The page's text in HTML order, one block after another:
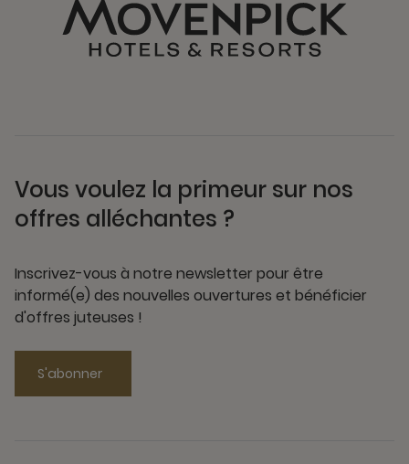
Vous voulez la primeur sur nos
offres alléchantes ?
Inscrivez-vous à notre newsletter pour être
informé(e) des nouvelles ouvertures et bénéficier
d'offres juteuses !
S'abonner